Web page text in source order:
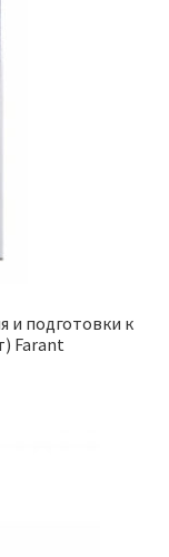
и подготовки к
Farant